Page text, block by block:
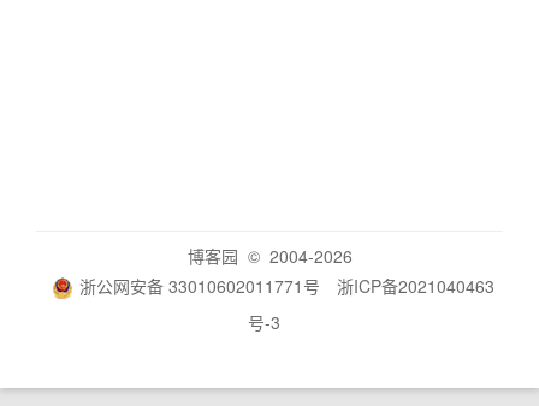
博客园 © 2004-2026
浙公网安备 33010602011771号
浙ICP备2021040463
号-3